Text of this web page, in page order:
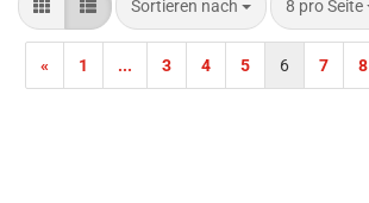
Sortieren nach
Sortieren nach 8 pro Seite
pro Seite
« 1 ... 3 4 5 6 7 8